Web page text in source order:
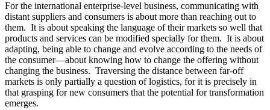
For the international enterprise-level business, communicating with
distant suppliers and consumers is about more than reaching out to
them. It is about speaking the language of their markets so well that
products and services can be modified specially for them. It is about
adapting, being able to change and evolve according to the needs of
the consumer—about knowing how to change the offering without
changing the business. Traversing the distance between far-off
markets is only partially a question of logistics, for it is precisely in
that grasping for new consumers that the potential for transformation
emerges.